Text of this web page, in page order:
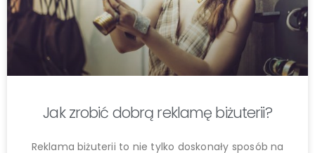
Jak zrobić dobrą reklamę biżuterii?
Reklama biżuterii to nie tylko doskonały sposób na